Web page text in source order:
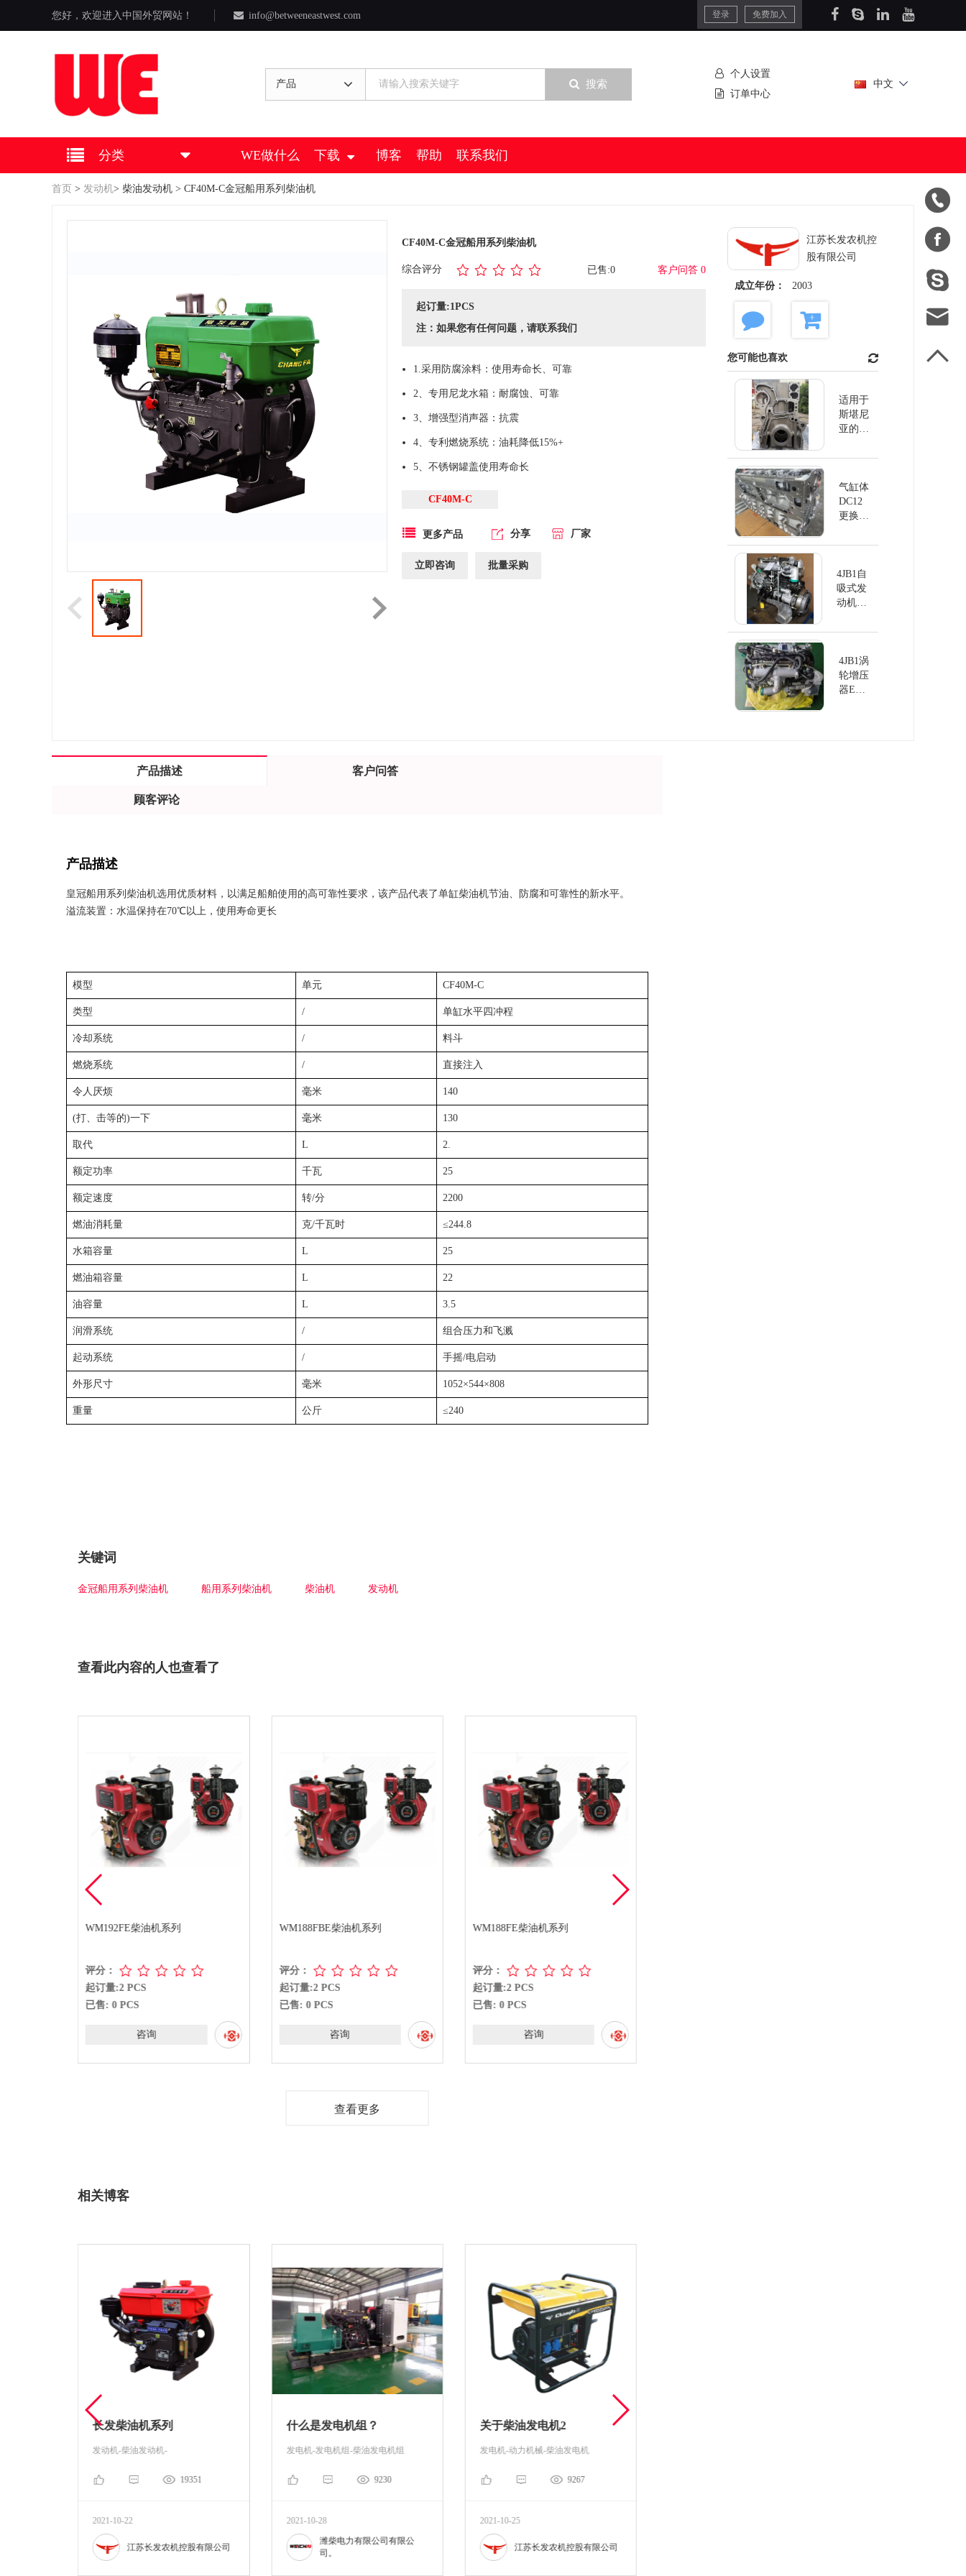
您好，欢迎进入中国外贸网站！ info@betweeneastwest.com 登录 免费加入





产品 搜索
个人设置
订单中心
中文
分类 WE做什么 下载 博客 帮助 联系我们
首页 > 发动机> 柴油发动机 > CF40M-C金冠船用系列柴油机
CF40M-C金冠船用系列柴油机
综合评分 已售:0 客户问答 0
起订量:1PCS
注：如果您有任何问题，请联系我们
1.采用防腐涂料：使用寿命长、可靠
2、专用尼龙水箱：耐腐蚀、可靠
3、增强型消声器：抗震
4、专利燃烧系统：油耗降低15%+
5、不锈钢罐盖使用寿命长
CF40M-C
更多产品 分享 厂家
立即咨询 批量采购
江苏长发农机控
股有限公司
成立年份： 2003
您可能也喜欢
适用于
斯堪尼
亚的缸
DC13
气缸体
DC12
更换斯
4JB1自
吸式发
动机
EUI排
4JB1涡
轮增压
器EU
产品描述 客户问答
顾客评论
产品描述
皇冠船用系列柴油机选用优质材料，以满足船舶使用的高可靠性要求，该产品代表了单缸柴油机节油、防腐和可靠性的新水平。
溢流装置：水温保持在70℃以上，使用寿命更长
模型 单元 CF40M-C
类型 / 单缸水平四冲程
冷却系统 / 料斗
燃烧系统 / 直接注入
令人厌烦 毫米 140
(打、击等的)一下 毫米 130
取代 L 2.
额定功率 千瓦 25
额定速度 转/分 2200
燃油消耗量 克/千瓦时 ≤244.8
水箱容量 L 25
燃油箱容量 L 22
油容量 L 3.5
润滑系统 / 组合压力和飞溅
起动系统 / 手摇/电启动
外形尺寸 毫米 1052×544×808
重量 公斤 ≤240
关键词
金冠船用系列柴油机 船用系列柴油机 柴油机 发动机
查看此内容的人也查看了
WM192FE柴油机系列
评分：
起订量:2 PCS
已售: 0 PCS
咨询
WM188FBE柴油机系列
评分：
起订量:2 PCS
已售: 0 PCS
咨询
WM188FE柴油机系列
评分：
起订量:2 PCS
已售: 0 PCS
咨询
查看更多
相关博客
长发柴油机系列
发动机-柴油发动机-
19351
2021-10-22
江苏长发农机控股有限公司
什么是发电机组？
发电机-发电机组-柴油发电机组
9230
2021-10-28
潍柴电力有限公司有限公
司。
关于柴油发电机2
发电机-动力机械-柴油发电机
9267
2021-10-25
江苏长发农机控股有限公司